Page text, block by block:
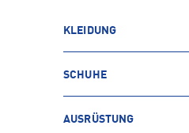
KLEIDUNG
SCHUHE
AUSRÜSTUNG